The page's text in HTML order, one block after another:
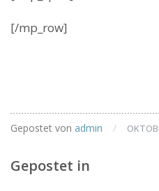
[/mp_row]
Gepostet von admin /
Gepostet in